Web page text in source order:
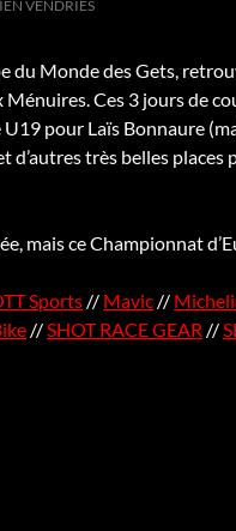
VENDRIES
du Monde des Gets,
Ménuires. Ces 3 jours de
pour Laïs Bonnaure
d’autres très belles places
mais ce Championnat
Sports // Mavic //
//SHOT RACE GEAR //